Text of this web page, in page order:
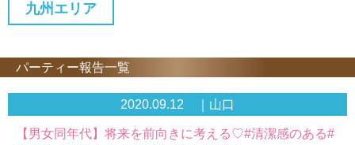
九州エリア
パーティー報告一覧
2020.09.12 ｜山口
【男女同年代】将来を前向きに考える♡#清潔感のある#